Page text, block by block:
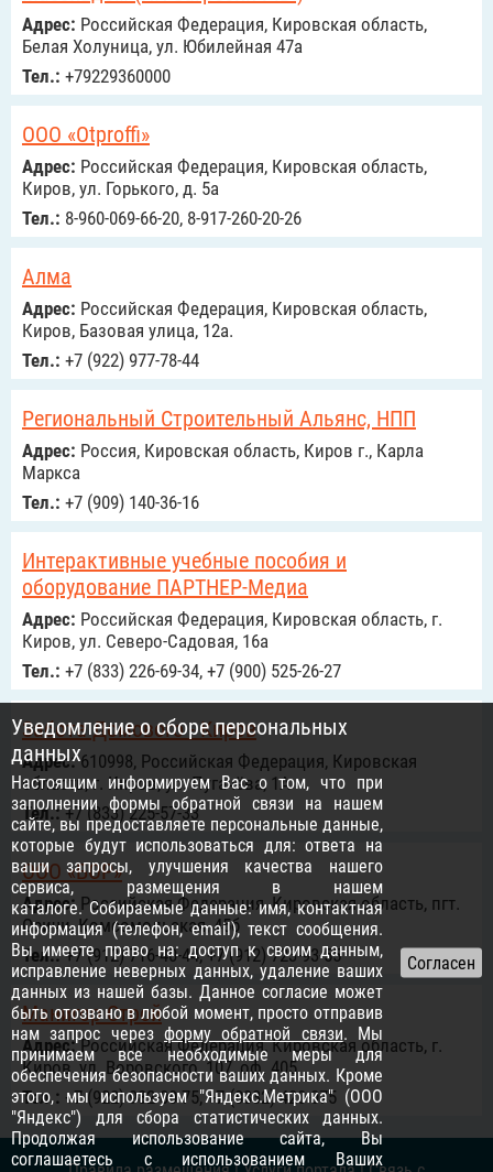
Адрес: Российcкая Федерация, Кировская область,
Белая Холуница, ул. Юбилейная 47а
Тел.: +79229360000
OOO «Otproffi»
Адрес: Российcкая Федерация, Кировская область,
Киров, ул. Горького, д. 5а
Тел.: 8-960-069-66-20, 8-917-260-20-26
Алма
Адрес: Российcкая Федерация, Кировская область,
Киров, Базовая улица, 12а.
Тел.: +7 (922) 977-78-44
Региональный Строительный Альянс, НПП
Адрес: Россия, Кировская область, Киров г., Карла
Маркса
Тел.: +7 (909) 140-36-16
Интерактивные учебные пособия и
оборудование ПАРТНЕР-Медиа
Адрес: Российcкая Федерация, Кировская область, г.
Киров, ул. Северо-Садовая, 16а
Тел.: +7 (833) 226-69-34, +7 (900) 525-26-27
Забота Домового - Киров
Адрес:610998, Российcкая Федерация, Кировская
область, г. Киров, ул. Пугачёва, 1А
Тел.:+7 (833) 225-57-33
ООО «БОР»
Адрес:Российcкая Федерация, Кировская область, пгт.
Оричи, Комсомольская, 45б
Тел.:+7 (912) 716-40-44, +7 (912) 723-93-55
Манигор Строй
Адрес:Российcкая Федерация, Кировская область, г.
Киров, ул. Воровского, 107, оф. 405
Тел.: +7 (922) 982-00-75, +7 (8332) 420-075
Уведомление о сборе персональных
данных
Настоящим информируем Вас о том, что при
заполнении формы обратной связи на нашем
сайте, вы предоставляете персональные данные,
которые будут использоваться для: ответа на
ваши запросы, улучшения качества нашего
сервиса, размещения в нашем
каталоге. Собираемые данные: имя, контактная
информация (телефон, email), текст сообщения.
Вы имеете право на: доступ к своим данным,
исправление неверных данных, удаление ваших
данных из нашей базы. Данное согласие может
быть отозвано в любой момент, просто отправив
нам запрос через форму обратной связи. Мы
принимаем все необходимые меры для
обеспечения безопасности ваших данных. Кроме
этого, мы используем "Яндекс.Метрика" (ООО
"Яндекс") для сбора статистических данных.
Продолжая использование сайта, Вы
соглашаетесь с использованием Ваших